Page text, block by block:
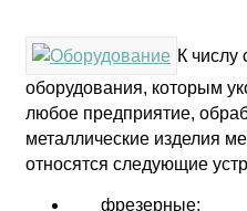
К числу
оборудования, которым
любое предприятие,
металлические изделия
относятся следующие
фрезерные;